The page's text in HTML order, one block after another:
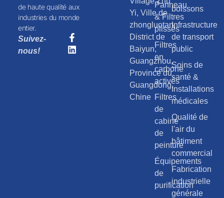
de haute qualité aux
industries du monde
entier.
Suivez-
nous!
Panneau
& Filtres
plissés
Filtres
en
carbone
activés
Filtres
de
cabine
de
peinture
Équipements
de
purification
boissons
Infrastructure
de transport
public
Soins de
santé &
Installations
médicales
Qualité de
l'air du
bâtiment
commercial
Fabrication
industrielle
générale
Yi, Ville de
zhongluotan,
District de
Baiyun,
Guangzhou,
Province du
Guangdong,
Chine